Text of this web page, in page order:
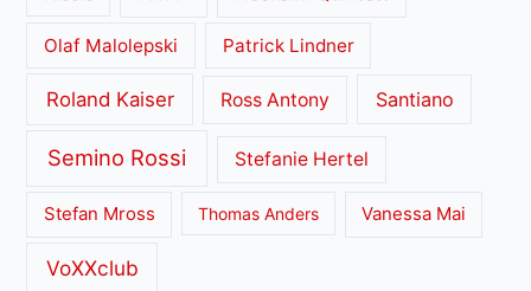
Olaf Malolepski Patrick Lindner
Roland Kaiser Ross Antony Santiano
Semino Rossi Stefanie Hertel
Stefan Mross Thomas Anders Vanessa Mai
VoXXclub